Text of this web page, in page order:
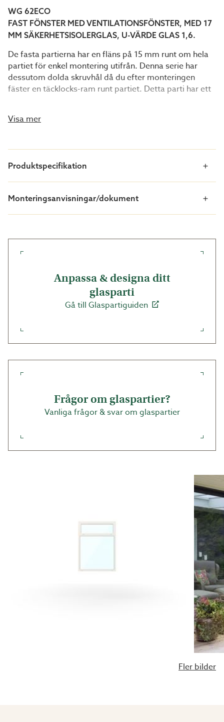
WG 62ECO
FAST FÖNSTER MED VENTILATIONSFÖNSTER, MED 17
MM SÄKERHETSISOLERGLAS, U-VÄRDE GLAS 1,6.
De fasta partierna har en fläns på 15 mm runt om hela
partiet för enkel montering utifrån. Denna serie har
dessutom dolda skruvhål då du efter monteringen
fäster en täcklocks-ram runt partiet. Detta parti har ett
vare säkerhetsisolerglaset (4 mm säkerhetsenergiglas
+ 9 mm argongas + 4 mm säkerhetsglas) så ökar
isolerförmågan och säsongen. Med dessa partier kan
du använda uterummet från tidig vår till sen höst då
den lämpar sig väl för tillfällig uppvärmning.
partierna med ventilationsfönster kan endast
Alla mått avser hålmått. Mer info om de fasta partierna
finner du under rubriken monteringsanvisningar nere till
vänster på denna sida.
Visa mer
Produktspecifikation
Monteringsanvisningar/dokument
Anpassa & designa ditt
glasparti
Gå till Glaspartiguiden
Frågor om glaspartier?
Vanliga frågor & svar om glaspartier
Fler bilder